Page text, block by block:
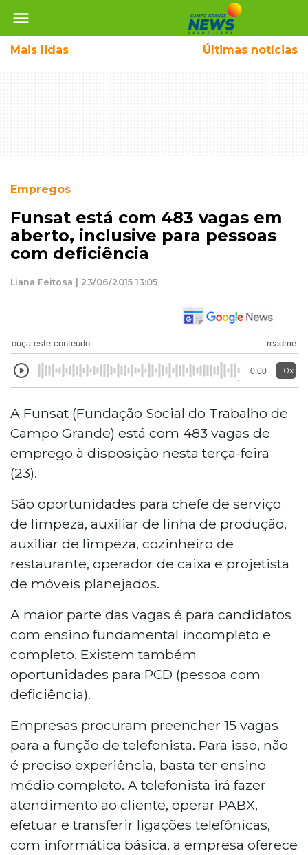
menu
Mais lidas Últimas notícias
Empregos
Funsat está com 483 vagas em
aberto, inclusive para pessoas
com deficiência
Liana Feitosa | 23/06/2015 13:05
ouça este conteúdo readme
0:00 1.0x
A Funsat (Fundação Social do Trabalho de
Campo Grande) está com 483 vagas de
emprego à disposição nesta terça-feira
(23).
São oportunidades para chefe de serviço
de limpeza, auxiliar de linha de produção,
auxiliar de limpeza, cozinheiro de
restaurante, operador de caixa e projetista
de móveis planejados.
A maior parte das vagas é para candidatos
com ensino fundamental incompleto e
completo. Existem também
oportunidades para PCD (pessoa com
deficiência).
Empresas procuram preencher 15 vagas
para a função de telefonista. Para isso, não
é preciso experiência, basta ter ensino
médio completo. A telefonista irá fazer
atendimento ao cliente, operar PABX,
efetuar e transferir ligações telefônicas,
com informática básica, a empresa oferece